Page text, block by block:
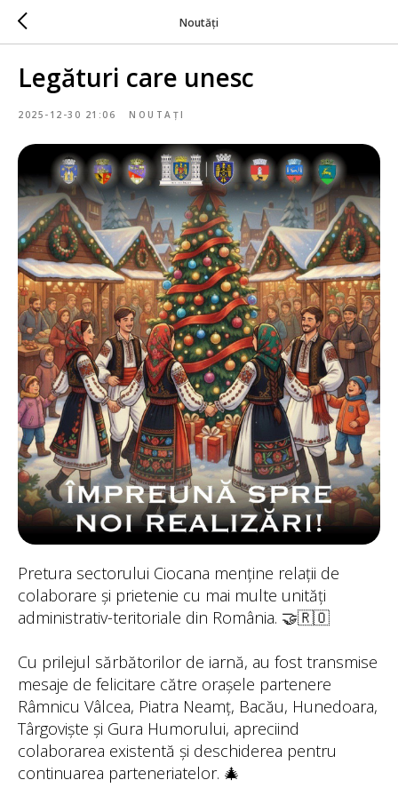
Noutăți
Legături care unesc
2025-12-30 21:06 NOUTAȚI
Pretura sectorului Ciocana menține relații de
colaborare și prietenie cu mai multe unități
administrativ-teritoriale din România. 🤝🇷🇴
Cu prilejul sărbătorilor de iarnă, au fost transmise
mesaje de felicitare către orașele partenere
Râmnicu Vâlcea, Piatra Neamț, Bacău, Hunedoara,
Târgoviște și Gura Humorului, apreciind
colaborarea existentă și deschiderea pentru
continuarea parteneriatelor. 🎄